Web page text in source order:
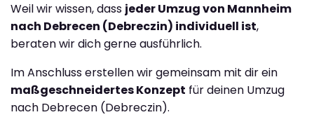
Weil wir wissen, dass jeder Umzug von Mannheim
nach Debrecen (Debreczin) individuell ist,
beraten wir dich gerne ausführlich.
Im Anschluss erstellen wir gemeinsam mit dir ein
maßgeschneidertes Konzept für deinen Umzug
nach Debrecen (Debreczin).